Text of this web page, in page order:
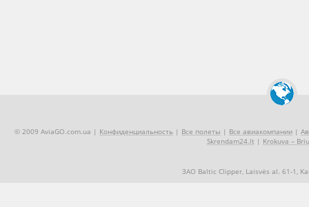
© 2009 AviaGO.com.ua | Конфиденциальность | Все полеты | Все авиакомпании |
Skrendam24.lt | Krokuva –
ЗАО Baltic Clipper, Laisvės al. 61-1,